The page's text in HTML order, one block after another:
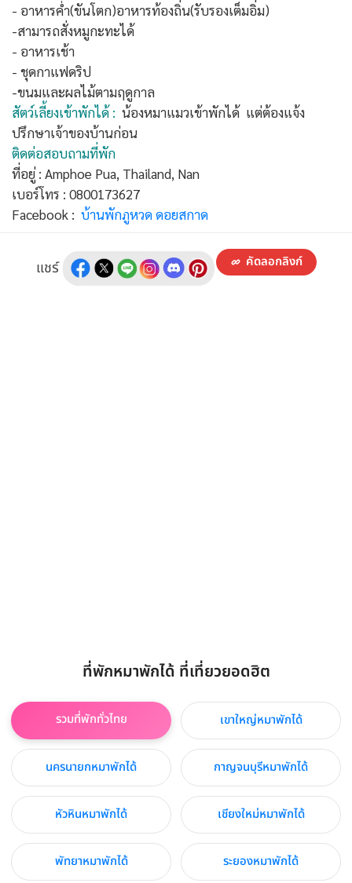
- อาหารค่ำ(ขันโตก)​อาหารท้องถิ่น(รับรองเต็มอิ่ม)​
-สามารถสั่งหมูกะทะได้
- อาหารเช้า
- ชุดกาแฟดริป​
-ขนมและผลไม้ตามฤดูกาล
สัตว์เลี้ยงเข้าพักได้ : น้องหมาแมวเข้าพักได้ แต่ต้องแจ้ง
ปรึกษาเจ้าของบ้านก่อน
ติดต่อสอบถามที่พัก
ที่อยู่ : Amphoe Pua, Thailand, Nan
เบอร์โทร : 0800173627
Facebook : บ้านพักภูหวด ดอยสกาด
แชร์ คัดลอกลิงก์
ที่พักหมาพักได้ ที่เที่ยวยอดฮิต
รวมที่พักทั่วไทย เขาใหญ่หมาพักได้
นครนายกหมาพักได้ กาญจนบุรีหมาพักได้
หัวหินหมาพักได้ เชียงใหม่หมาพักได้
พัทยาหมาพักได้ ระยองหมาพักได้